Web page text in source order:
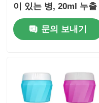
이 있는 병, 20ml 누출
방지 실리콘 여행 용기
병
문의 보내기